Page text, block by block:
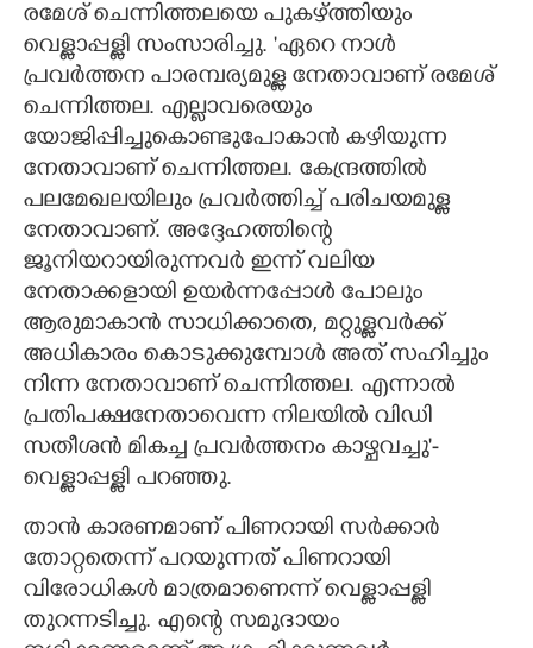
രമേശ് ചെന്നിത്തലയെ പുകഴ്ത്തിയും
വെള്ളാപ്പള്ളി സംസാരിച്ചു. 'ഏറെ നാൾ
പ്രവർത്തന പാരമ്പര്യമുള്ള നേതാവാണ് രമേശ്
ചെന്നിത്തല. എല്ലാവരെയും
യോജിപ്പിച്ചുകൊണ്ടുപോകാൻ കഴിയുന്ന
നേതാവാണ് ചെന്നിത്തല. കേന്ദ്രത്തിൽ
പലമേഖലയിലും പ്രവർത്തിച്ച് പരിചയമുള്ള
നേതാവാണ്. അദ്ദേഹത്തിന്റെ
ജൂനിയറായിരുന്നവർ ഇന്ന് വലിയ
നേതാക്കളായി ഉയർന്നപ്പോൾ പോലും
ആരുമാകാൻ സാധിക്കാതെ, മറ്റുള്ളവർക്ക്
അധികാരം കൊടുക്കുമ്പോൾ അത് സഹിച്ചും
നിന്ന നേതാവാണ് ചെന്നിത്തല. എന്നാൽ
പ്രതിപക്ഷനേതാവെന്ന നിലയിൽ വിഡി
സതീശൻ മികച്ച പ്രവർത്തനം കാഴ്ചവച്ചു'-
വെള്ളാപ്പള്ളി പറഞ്ഞു.
താൻ കാരണമാണ് പിണറായി സർക്കാർ
തോറ്റതെന്ന് പറയുന്നത് പിണറായി
വിരോധികൾ മാത്രമാണെന്ന് വെള്ളാപ്പള്ളി
തുറന്നടിച്ചു. എന്റെ സമുദായം